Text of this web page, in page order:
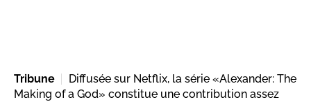
Tribune
Diffusée sur Netflix, la série «Alexander: The
Making of a God» constitue une contribution assez